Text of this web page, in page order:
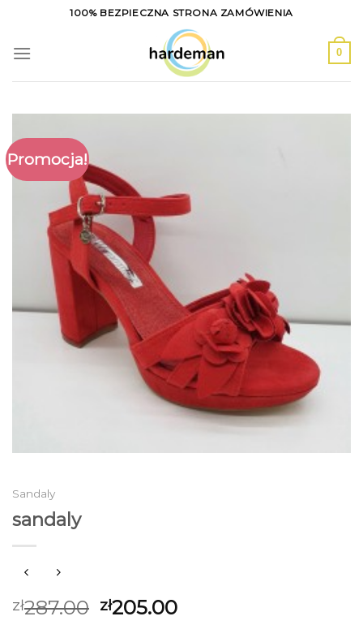
content
100% BEZPIECZNA STRONA ZAMÓWIENIA
0
Promocja!
Sandaly
sandaly
zł287.00 zł205.00